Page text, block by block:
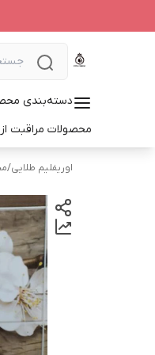
دسته‌بندی
محصولات مراقبت
اوریفلیم طلایی/